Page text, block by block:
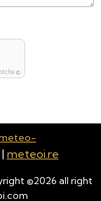
©
| meteoi.re
©2026 all right